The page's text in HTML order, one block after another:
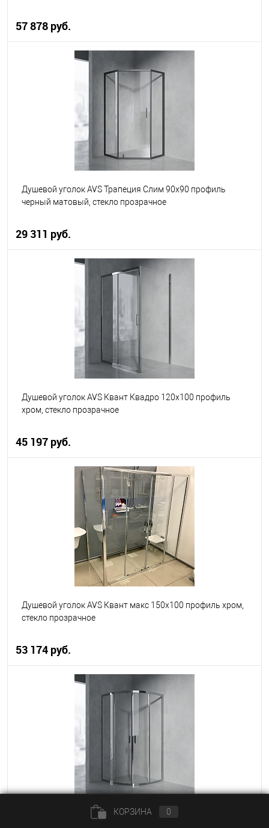
57 878 руб.
В корзину
Душевой уголок AVS Трапеция Слим 90x90 профиль
черный матовый, стекло прозрачное
29 311 руб.
В корзину
Душевой уголок AVS Квант Квадро 120x100 профиль
хром, стекло прозрачное
45 197 руб.
В корзину
В наличии
Душевой уголок AVS Квант макс 150x100 профиль хром,
стекло прозрачное
53 174 руб.
В корзину
В наличии
Душевой уголок AVS Раунд Изи 90x90 профиль хром,
КОРЗИНА 0